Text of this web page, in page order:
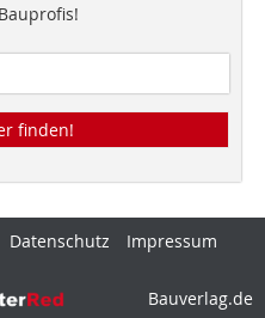
finden!
Datenschutz
Impressum
Bauverlag.de